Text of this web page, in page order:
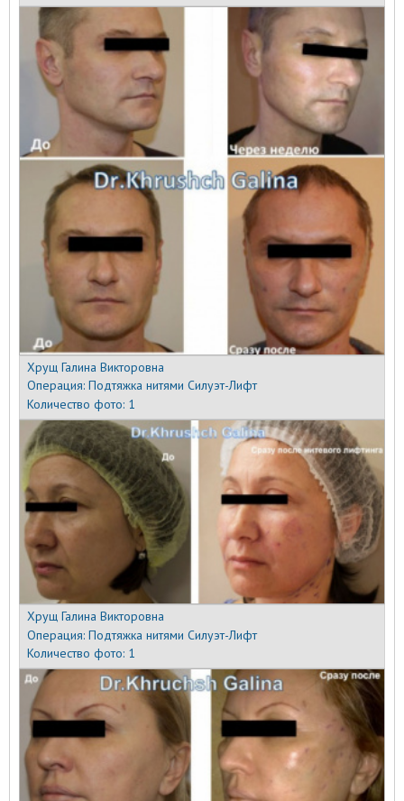
Хрущ Галина Викторовна
Операция:Подтяжка нитями Силуэт-Лифт
Количество фото: 1
Хрущ Галина Викторовна
Операция:Подтяжка нитями Силуэт-Лифт
Количество фото: 1